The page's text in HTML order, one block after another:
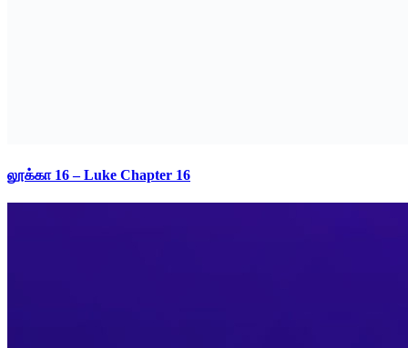
லூக்கா 16 – Luke Chapter 16